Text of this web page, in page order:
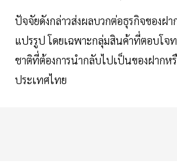
ปัจจัยดังกล่าวส่งผลบวกต่อธุรกิจของฝ
แปรรูป โดยเฉพาะกลุ่มสินค้าที่ตอบโจ
ชาติที่ต้องการนำกลับไปเป็นของฝากห
ประเทศไทย